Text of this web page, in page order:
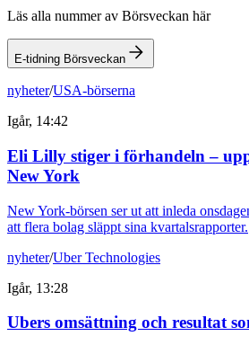
Läs alla nummer av Börsveckan här
E-tidning Börsveckan
nyheter/USA-börserna
Igår, 14:42
Eli Lilly stiger i förhandeln –
New York
New York-börsen ser ut att inleda
att flera bolag släppt sina kvartalsrapporter.
nyheter/Uber Technologies
Igår, 13:28
Ubers omsättning och resultat